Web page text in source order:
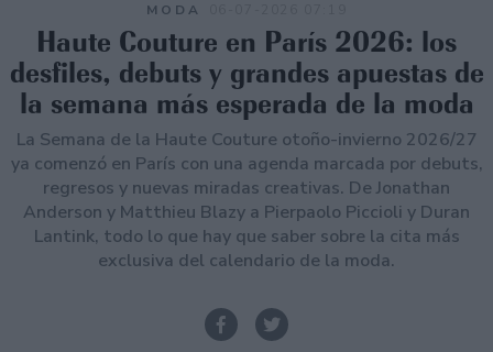
MODA
Haute Couture en París 2026: los
desfiles, debuts y grandes apuestas de
la semana más esperada de la moda
La Semana de la Haute Couture otoño-invierno 2026/27
ya comenzó en París con una agenda marcada por debuts,
regresos y nuevas miradas creativas. De Jonathan
Anderson y Matthieu Blazy a Pierpaolo Piccioli y Duran
Lantink, todo lo que hay que saber sobre la cita más
exclusiva del calendario de la moda.